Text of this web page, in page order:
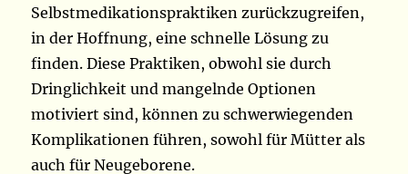
Selbstmedikationspraktiken zurückzugreifen,
in der Hoffnung, eine schnelle Lösung zu
finden. Diese Praktiken, obwohl sie durch
Dringlichkeit und mangelnde Optionen
motiviert sind, können zu schwerwiegenden
Komplikationen führen, sowohl für Mütter als
auch für Neugeborene.